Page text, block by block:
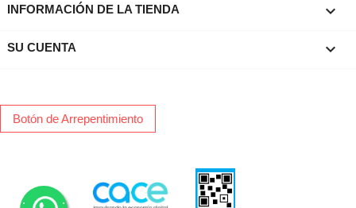
INFORMACIÓN DE LA TIENDA keyboard_arrow_down
SU CUENTA 
Botón de Arrepentimiento
. .